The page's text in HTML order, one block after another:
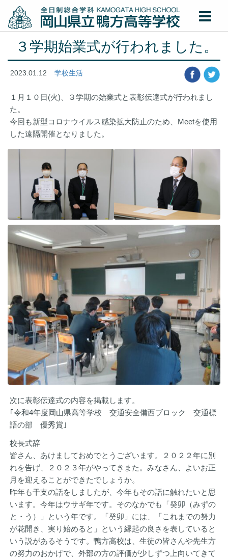
３学期始業式が行われました。
2023.01.12 学校生活
１月１０日(火)、３学期の始業式と表彰伝達式が行われまし
た。
今回も新型コロナウイルス感染拡大防止のため、Meetを使用
した遠隔開催となりました。
次に表彰伝達式の内容を掲載します。
｢令和4年度岡山県高等学校 交通安全備西ブロック 交通標
語の部 優秀賞｣
校長式辞
皆さん、あけましておめでとうございます。２０２２年に別
れを告げ、２０２３年がやってきまた。みなさん、よいお正
月を迎えることができたでしょうか。
昨年も干支の話をしましたが、今年もその話に触れたいと思
います。今年はウサギ年です。そのなかでも「癸卯（みずの
と・う）」という年です。「癸卯」には、「これまでの努力
が花開き、実り始めると」という縁起の良さを表していると
いう説があるそうです。鴨方高校は、生徒の皆さんや先生方
の努力のおかげで、外部の方の評価が少しずつ上向いてきて